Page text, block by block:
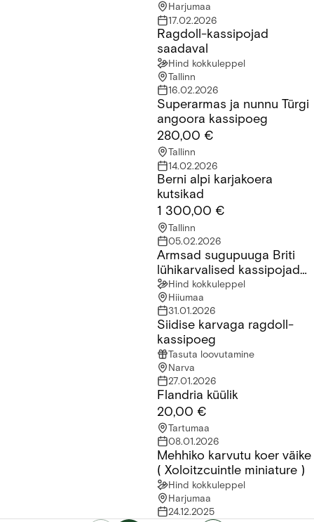
Harjumaa
17.02.2026
Ragdoll-kassipojad
saadaval
Hind kokkuleppel
Tallinn
16.02.2026
Superarmas ja nunnu Türgi angoora kassipoeg
Superarmas ja nunnu Türgi
angoora kassipoeg
280,00 €
Tallinn
14.02.2026
Berni alpi karjakoera
kutsikad
1 300,00 €
Tallinn
05.02.2026
Armsad sugupuuga Briti lühikarvalised kassipojad saadaval!
Armsad sugupuuga Briti
lühikarvalised kassipojad
saadaval!
Hind kokkuleppel
Hiiumaa
31.01.2026
Siidise karvaga ragdoll-kassipoegSiidise karvaga ragdoll-
kassipoeg
Tasuta loovutamine
Narva
27.01.2026
Flandria küülik
20,00 €
Tartumaa
08.01.2026
Mehhiko karvutu koer väike ( Xoloitzcuintle miniature )
Mehhiko karvutu koer väike
( Xoloitzcuintle miniature )
Hind kokkuleppel
Harjumaa
24.12.2025